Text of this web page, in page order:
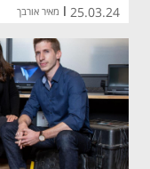
25.03.24 מאיר אורבך